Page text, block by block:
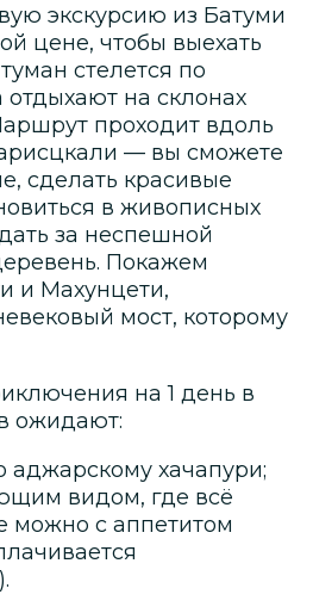
экскурсию из Батуми
цене, чтобы выехать
стелется по
на склонах
проходит вдоль
— вы сможете
сделать красивые
в живописных
за неспешной
Покажем
и Махунцети,
мост, которому
на 1 день в
ожидают:
аджарскому хачапури;
видом, где всё
можно с аппетитом